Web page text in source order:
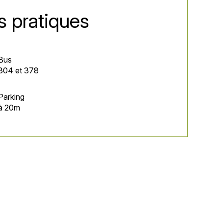
pratiques
et 378
20m